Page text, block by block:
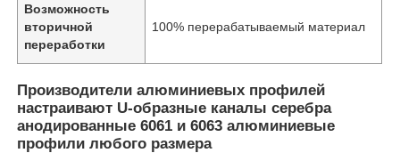
Возможность
вторичной
переработки
100% перерабатываемый материал
Производители алюминиевых профилей
настраивают U-образные каналы серебра
анодированные 6061 и 6063 алюминиевые
профили любого размера